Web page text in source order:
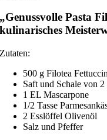
„Genussvolle Pasta
kulinarisches
Zutaten:
500 g Filotea
Saft und Schale von
1 EL Mascarpone
1/2 Tasse
2 Esslöffel Olivenöl
Salz und Pfeffer